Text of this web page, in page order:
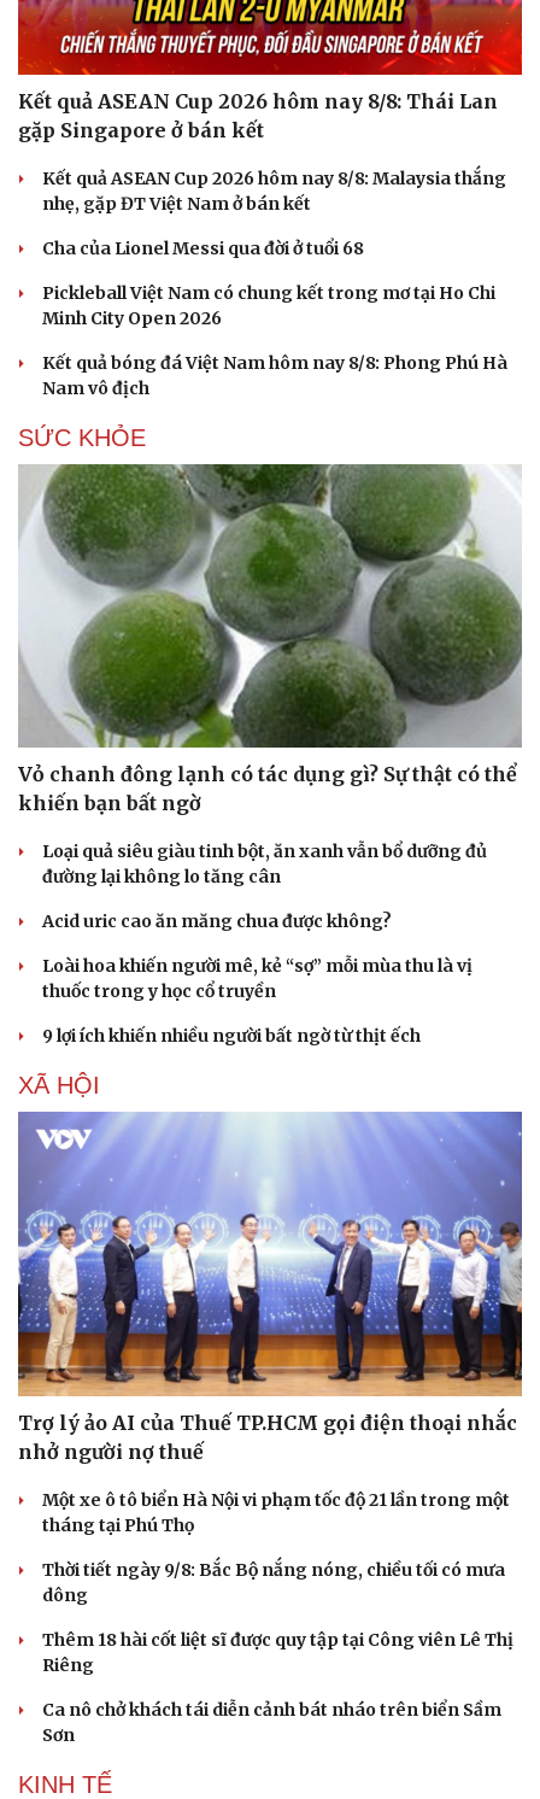
Cải chính
Kết quả ASEAN Cup 2026 hôm nay 8/8: Thái Lan
gặp Singapore ở bán kết
Kết quả ASEAN Cup 2026 hôm nay 8/8: Malaysia thắng
nhẹ, gặp ĐT Việt Nam ở bán kết
Cha của Lionel Messi qua đời ở tuổi 68
Pickleball Việt Nam có chung kết trong mơ tại Ho Chi
Minh City Open 2026
Kết quả bóng đá Việt Nam hôm nay 8/8: Phong Phú Hà
Nam vô địch
SỨC KHỎE
Vỏ chanh đông lạnh có tác dụng gì? Sự thật có thể
khiến bạn bất ngờ
Loại quả siêu giàu tinh bột, ăn xanh vẫn bổ dưỡng đủ
đường lại không lo tăng cân
Acid uric cao ăn măng chua được không?
Loài hoa khiến người mê, kẻ “sợ” mỗi mùa thu là vị
thuốc trong y học cổ truyền
9 lợi ích khiến nhiều người bất ngờ từ thịt ếch
XÃ HỘI
Trợ lý ảo AI của Thuế TP.HCM gọi điện thoại nhắc
nhở người nợ thuế
Một xe ô tô biển Hà Nội vi phạm tốc độ 21 lần trong một
tháng tại Phú Thọ
Thời tiết ngày 9/8: Bắc Bộ nắng nóng, chiều tối có mưa
dông
Thêm 18 hài cốt liệt sĩ được quy tập tại Công viên Lê Thị
Riêng
Ca nô chở khách tái diễn cảnh bát nháo trên biển Sầm
Sơn
KINH TẾ